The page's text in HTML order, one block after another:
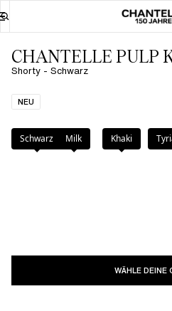
CHANTELLE PULP
Shorty - Schwarz
NEU
Farbe: Schwarz
Schwarz Milk Khaki
WÄHLE DEINE